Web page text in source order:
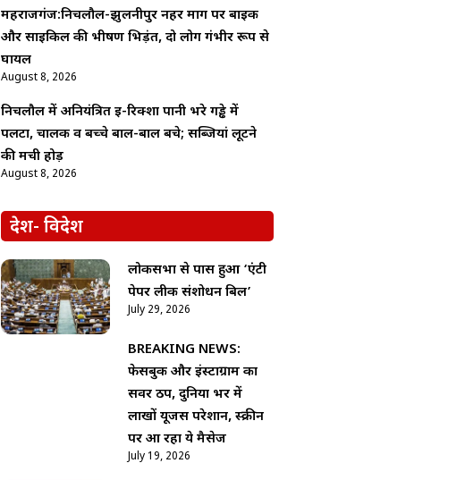
महराजगंज:निचलौल-झुलनीपुर नहर मार्ग पर बाइक
और साइकिल की भीषण भिड़ंत, दो लोग गंभीर रूप से
घायल
August 8, 2026
निचलौल में अनियंत्रित ई-रिक्शा पानी भरे गड्ढे में
पलटा, चालक व बच्चे बाल-बाल बचे; सब्जियां लूटने
की मची होड़
August 8, 2026
देश- विदेश
लोकसभा से पास हुआ ‘एंटी
पेपर लीक संशोधन बिल’
July 29, 2026
BREAKING NEWS:
फेसबुक और इंस्टाग्राम का
सर्वर ठप, दुनिया भर में
लाखों यूजर्स परेशान, स्क्रीन
पर आ रहा ये मैसेज
July 19, 2026